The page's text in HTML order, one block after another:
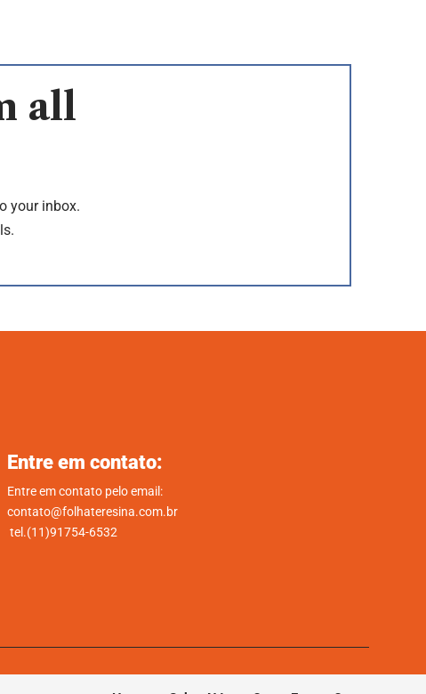
all
your inbox.
Entre em contato:
Entre em contato pelo email:
contato@folhateresina.com.br
tel.(11)91754-6532